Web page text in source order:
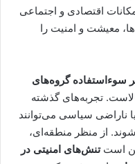
اقتصادی و اجتماعی
معیشت و امنیت را
سوءاستفاده گروه‌های
تجربه‌های گذشته
ناراضی سیاسی می‌توانند
از منظر منطقه‌ای،
استتنش‌های امنیتی در